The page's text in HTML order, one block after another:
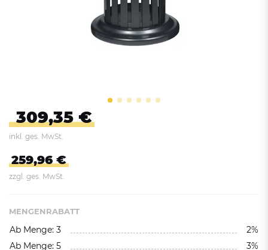
309,35 €
inkl. ges. MwSt.
259,96 €
zzgl. ges. MwSt.
MENGENRABATT
Ab Menge: 3
2%
Ab Menge: 5
3%